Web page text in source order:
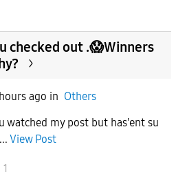
checked out .😱Winners
ago in Others
watched my post but has'ent su
View Post
1